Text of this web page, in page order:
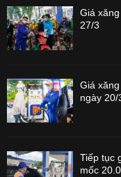
Giá
27/3
Giá
ngày 20/
Tiếp tục
mốc